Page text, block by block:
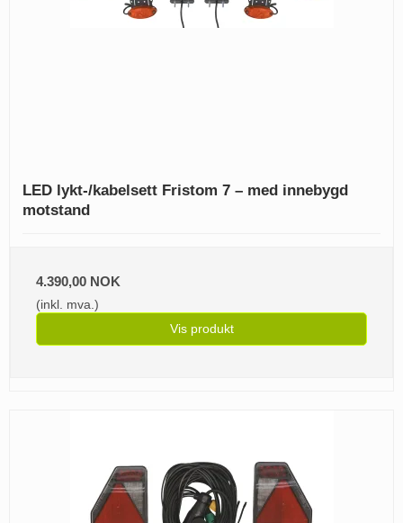
LED lykt-/kabelsett Fristom 7 – med innebygd
motstand
4.390,00 NOK
(inkl. mva.)
Vis produkt